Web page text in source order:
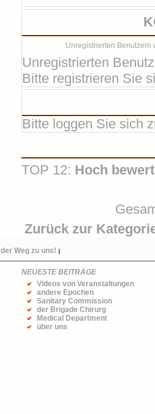
Unregistrierten Benutzern
Unregistrierten
Bitte registrieren Sie
Bitte loggen Sie sich
TOP 12: Hoch
Zurück zur
der Weg zu uns!
NEUESTE BEITRÄGE
Videos von Veranstaltungen
andere Epochen
Sanitary Commission
der Brigade Chirurg
Medical Department
über uns